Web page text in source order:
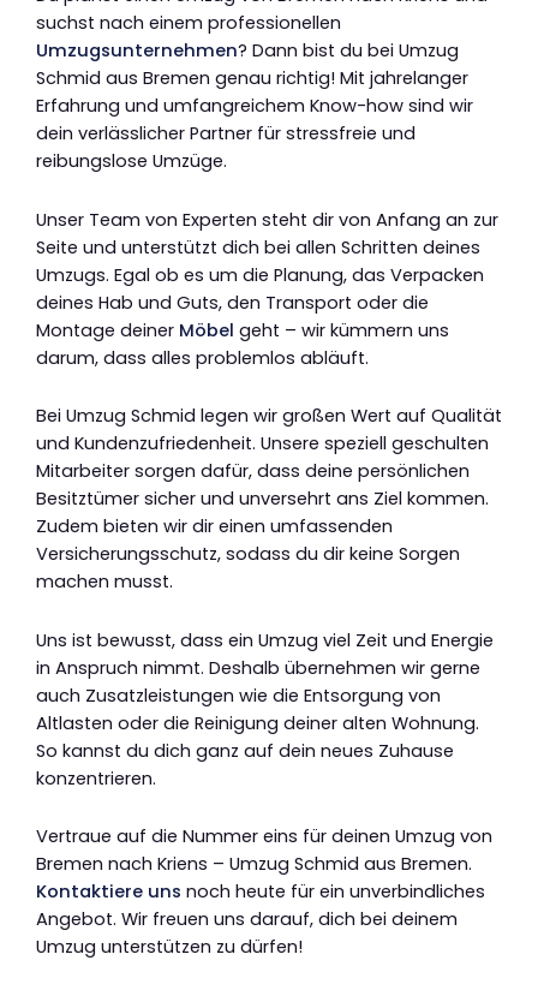
suchst nach einem professionellen
Umzugsunternehmen? Dann bist du bei Umzug
Schmid aus Bremen genau richtig! Mit jahrelanger
Erfahrung und umfangreichem Know-how sind wir
dein verlässlicher Partner für stressfreie und
reibungslose Umzüge.
Unser Team von Experten steht dir von Anfang an zur
Seite und unterstützt dich bei allen Schritten deines
Umzugs. Egal ob es um die Planung, das Verpacken
deines Hab und Guts, den Transport oder die
Montage deiner Möbel geht – wir kümmern uns
darum, dass alles problemlos abläuft.
Bei Umzug Schmid legen wir großen Wert auf Qualität
und Kundenzufriedenheit. Unsere speziell geschulten
Mitarbeiter sorgen dafür, dass deine persönlichen
Besitztümer sicher und unversehrt ans Ziel kommen.
Zudem bieten wir dir einen umfassenden
Versicherungsschutz, sodass du dir keine Sorgen
machen musst.
Uns ist bewusst, dass ein Umzug viel Zeit und Energie
in Anspruch nimmt. Deshalb übernehmen wir gerne
auch Zusatzleistungen wie die Entsorgung von
Altlasten oder die Reinigung deiner alten Wohnung.
So kannst du dich ganz auf dein neues Zuhause
konzentrieren.
Vertraue auf die Nummer eins für deinen Umzug von
Bremen nach Kriens – Umzug Schmid aus Bremen.
Kontaktiere uns noch heute für ein unverbindliches
Angebot. Wir freuen uns darauf, dich bei deinem
Umzug unterstützen zu dürfen!